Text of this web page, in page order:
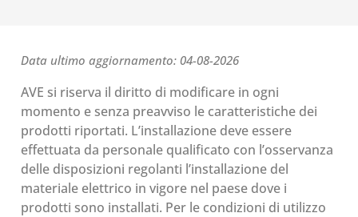
Data ultimo aggiornamento: 04-08-2026
AVE si riserva il diritto di modificare in ogni
momento e senza preavviso le caratteristiche dei
prodotti riportati. L’installazione deve essere
effettuata da personale qualificato con l’osservanza
delle disposizioni regolanti l’installazione del
materiale elettrico in vigore nel paese dove i
prodotti sono installati. Per le condizioni di utilizzo